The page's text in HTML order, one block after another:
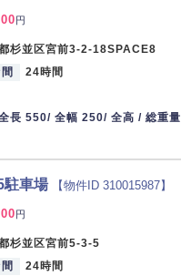
円
杉並区宮前3-2-18SPACE8
24時間
長 550/ 全幅 250/ 全高 / 総重量
駐車場 【物件ID 310015987】
円
杉並区宮前5-3-5
24時間